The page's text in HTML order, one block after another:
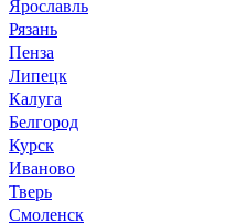
Рязань
Пенза
Липецк
Калуга
Белгород
Курск
Иваново
Тверь
Смоленск